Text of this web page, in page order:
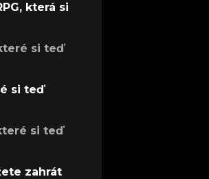
která si
si teď
si teď
si teď
zahrát